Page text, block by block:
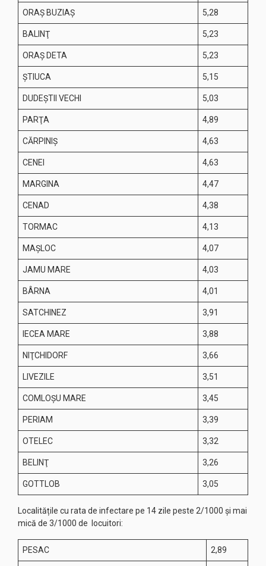
ORAŞ BUZIAŞ 5,28
BALINŢ 5,23
ORAŞ DETA 5,23
ŞTIUCA 5,15
DUDEŞTII VECHI 5,03
PARŢA 4,89
CĂRPINIŞ 4,63
CENEI 4,63
MARGINA 4,47
CENAD 4,38
TORMAC 4,13
MAŞLOC 4,07
JAMU MARE 4,03
BÂRNA 4,01
SATCHINEZ 3,91
IECEA MARE 3,88
NIŢCHIDORF 3,66
LIVEZILE 3,51
COMLOŞU MARE 3,45
PERIAM 3,39
OTELEC 3,32
BELINŢ 3,26
GOTTLOB 3,05
Localitățile cu rata de infectare pe 14 zile peste 2/1000 și mai
mică de 3/1000 de locuitori:
PESAC 2,89